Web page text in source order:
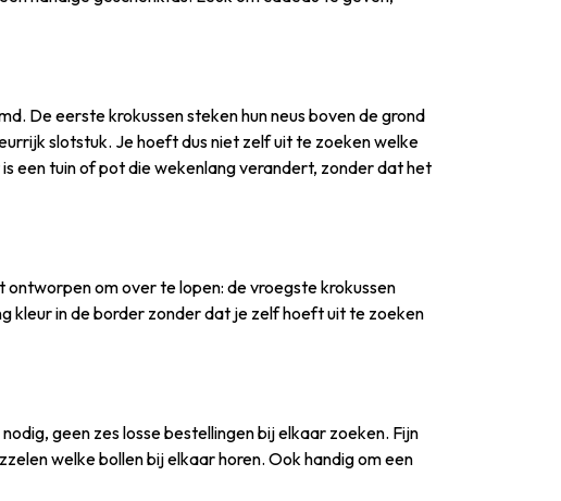
De eerste krokussen steken hun neus boven de grond
slotstuk. Je hoeft dus niet zelf uit te zoeken welke
een tuin of pot die wekenlang verandert, zonder dat het
om over te lopen: de vroegste krokussen
kleur in de border zonder dat je zelf hoeft uit te zoeken
geen zes losse bestellingen bij elkaar zoeken. Fijn
welke bollen bij elkaar horen. Ook handig om een